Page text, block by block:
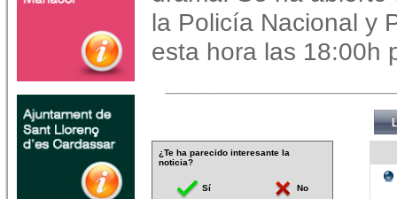
la Policía Nacional y
esta hora las 18:00h
¿Te ha parecido interesante la
noticia?
Sí No